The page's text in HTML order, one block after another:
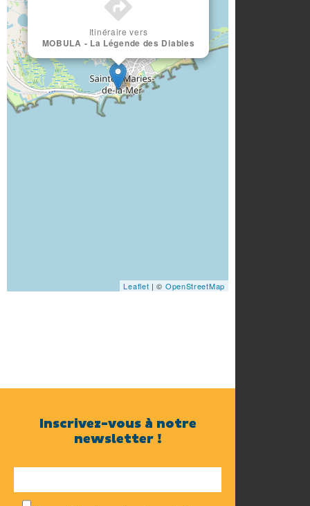
Itinéraire vers
MOBULA - La Légende des Diables
Leaflet | © OpenStreetMap
Inscrivez-vous à notre
newsletter !